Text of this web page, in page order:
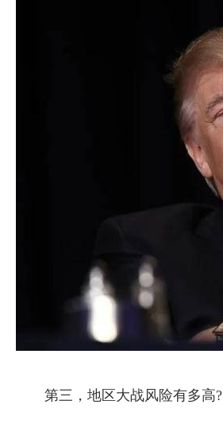
第三，地区大战风险有多高?